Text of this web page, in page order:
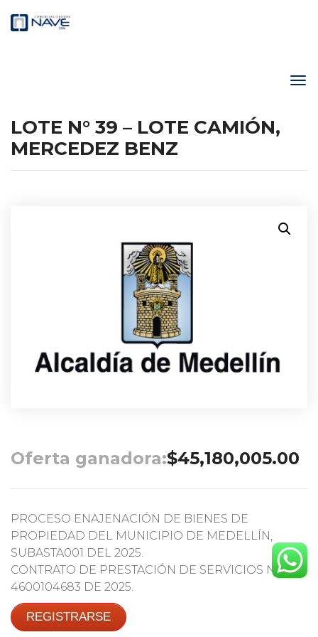
LOTE N° 39 – LOTE CAMIÓN,
MERCEDEZ BENZ
Oferta ganadora:$45,180,005.00
PROCESO ENAJENACIÓN DE BIENES DE
PROPIEDAD DEL MUNICIPIO DE MEDELLÍN,
SUBASTA001 DEL 2025.
CONTRATO DE PRESTACIÓN DE SERVICIOS No.
4600104683 DE 2025.
REGISTRARSE